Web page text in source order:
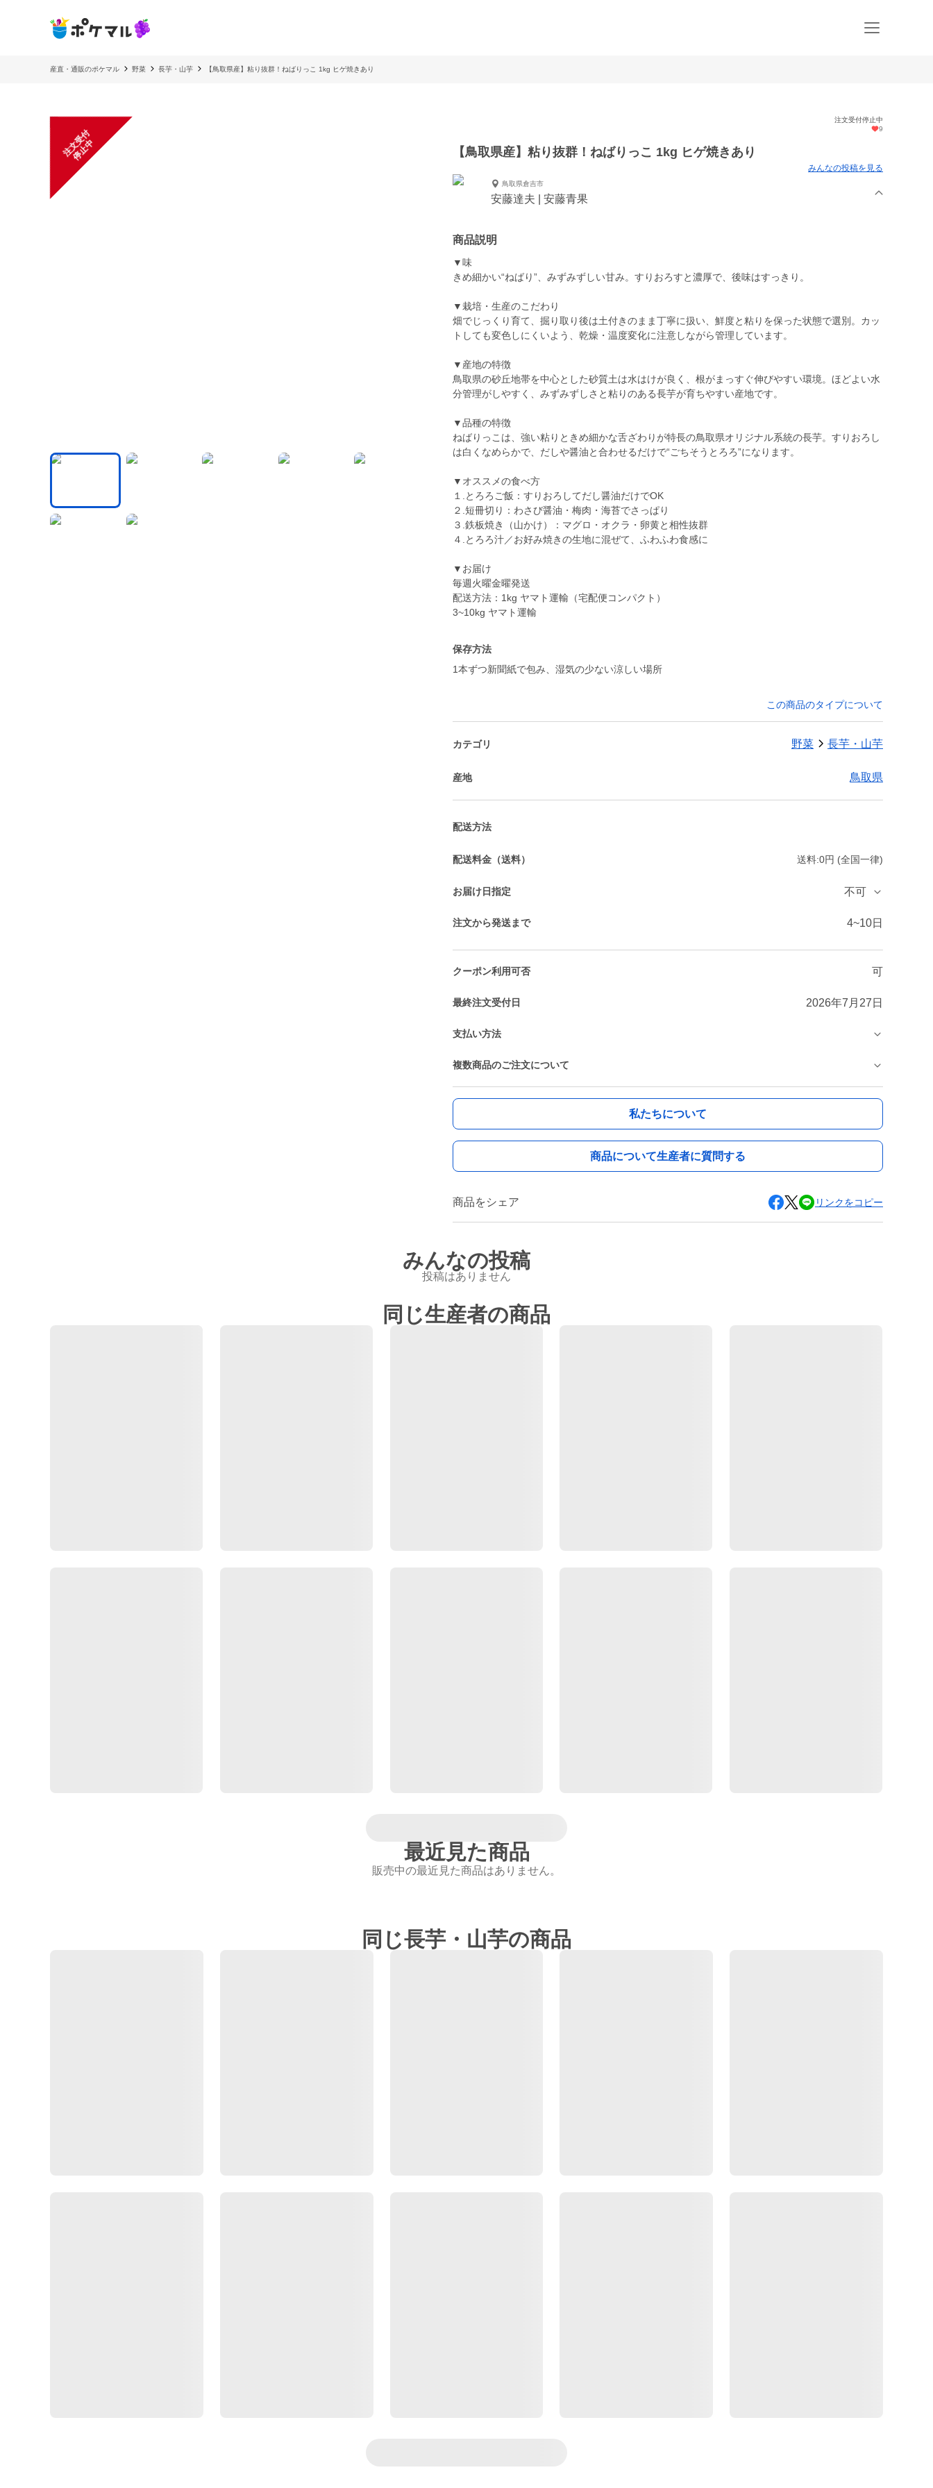
産直・通販のポケマル 野菜 長芋・山芋 【鳥取県産】粘り抜群！ねばりっこ 1kg ヒゲ焼きあり
注
文
受
付
停
止
中
注文受付停止中
9
【鳥取県産】粘り抜群！ねばりっこ 1kg ヒゲ焼きあり
みんなの投稿を見る
鳥取県倉吉市
安藤達夫 | 安藤青果
商品説明
▼味
きめ細かい“ねばり”、みずみずしい甘み。すりおろすと濃厚で、後味はすっきり。
▼栽培・生産のこだわり
畑でじっくり育て、掘り取り後は土付きのまま丁寧に扱い、鮮度と粘りを保った状態で選別。カッ
トしても変色しにくいよう、乾燥・温度変化に注意しながら管理しています。
▼産地の特徴
鳥取県の砂丘地帯を中心とした砂質土は水はけが良く、根がまっすぐ伸びやすい環境。ほどよい水
分管理がしやすく、みずみずしさと粘りのある長芋が育ちやすい産地です。
▼品種の特徴
ねばりっこは、強い粘りときめ細かな舌ざわりが特長の鳥取県オリジナル系統の長芋。すりおろし
は白くなめらかで、だしや醤油と合わせるだけで“ごちそうとろろ”になります。
▼オススメの食べ方
１.とろろご飯：すりおろしてだし醤油だけでOK
２.短冊切り：わさび醤油・梅肉・海苔でさっぱり
３.鉄板焼き（山かけ）：マグロ・オクラ・卵黄と相性抜群
４.とろろ汁／お好み焼きの生地に混ぜて、ふわふわ食感に
▼お届け
毎週火曜金曜発送
配送方法：1kg ヤマト運輸（宅配便コンパクト）
3~10kg ヤマト運輸
保存方法
1本ずつ新聞紙で包み、湿気の少ない涼しい場所
この商品のタイプについて
カテゴリ 野菜 長芋・山芋
産地 鳥取県
配送方法
配送料金（送料） 送料:0円 (全国一律)
お届け日指定 不可
注文から発送まで 4~10日
クーポン利用可否 可
最終注文受付日 2026年7月27日
支払い方法
複数商品のご注文について
私たちについて
商品について生産者に質問する
商品をシェア リンクをコピー
みんなの投稿
投稿はありません
同じ生産者の商品
最近見た商品
販売中の最近見た商品はありません。
同じ長芋・山芋の商品